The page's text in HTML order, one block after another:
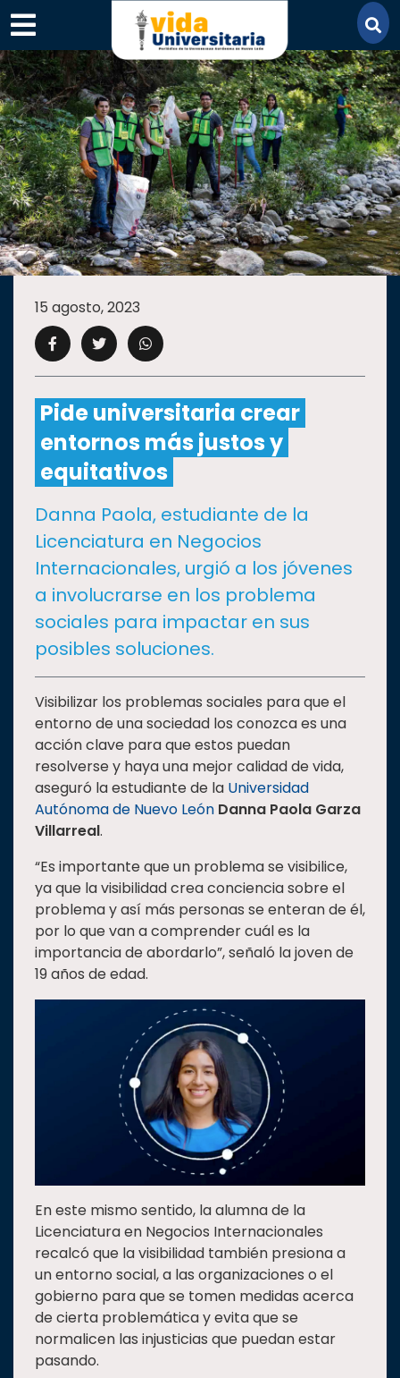
×
SECCIONES
ACADEMIA
CAMPUS UANL
CULTURA
DEPORTES
I+D+IEXPERTOS
SALUD
SUSTENTABILIDAD
TEMAS
Oferta
educativa
Estudiantes
Investigación
Internacionalización
Responsabilidad
social
Vinculación
15 agosto, 2023
Pide universitaria crear
entornos más justos y
equitativos
Danna Paola, estudiante de la
Licenciatura en Negocios
Internacionales, urgió a los jóvenes
a involucrarse en los problema
sociales para impactar en sus
posibles soluciones.
Visibilizar los problemas sociales para que el
entorno de una sociedad los conozca es una
acción clave para que estos puedan
resolverse y haya una mejor calidad de vida,
aseguró la estudiante de la Universidad
Autónoma de Nuevo León Danna Paola Garza
Villarreal.
“Es importante que un problema se visibilice,
ya que la visibilidad crea conciencia sobre el
problema y así más personas se enteran de él,
por lo que van a comprender cuál es la
importancia de abordarlo”, señaló la joven de
19 años de edad.
En este mismo sentido, la alumna de la
Licenciatura en Negocios Internacionales
recalcó que la visibilidad también presiona a
un entorno social, a las organizaciones o el
gobierno para que se tomen medidas acerca
de cierta problemática y evita que se
normalicen las injusticias que puedan estar
pasando.